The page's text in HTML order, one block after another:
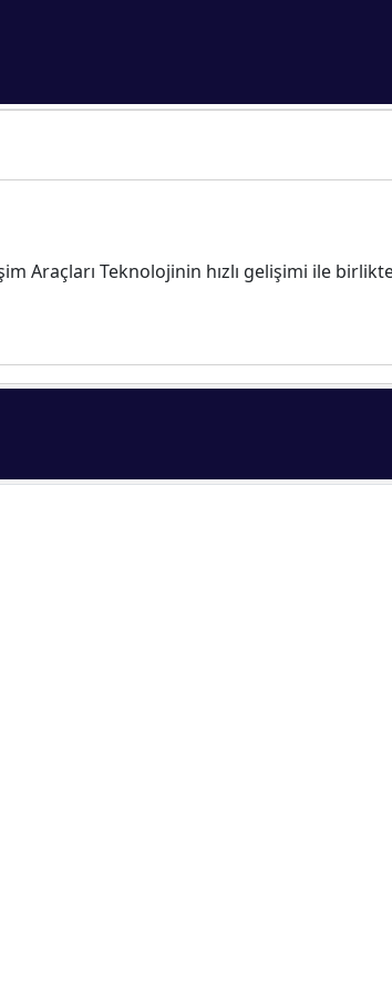
Araçları Teknolojinin hızlı gelişimi ile